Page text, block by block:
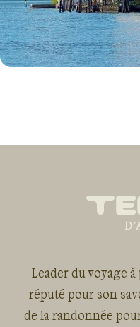
Leader du voyage
réputé pour son
de la randonnée